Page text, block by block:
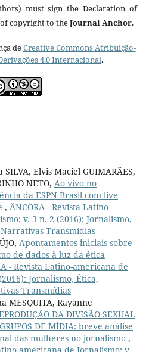
must sign the Declaration of
copyright to theJournal Anchor.
deCreative Commons Atribuição-
4.0 Internacional.
Elvis Maciel GUIMARÃES,
NETO, Ao vivo no
da ESPN Brasil com live
, ÂNCORA - Revista Latino-
v. 3 n. 2 (2016): Jornalismo,
Transmídias
Apontamentos iniciais sobre
de dados à luz da ética
- Revista Latino-americana de
Jornalismo, Ética,
Transmídias
MESQUITA, Rayanne
DA DIVISÃO SEXUAL
DE MÍDIA: breve análise
das mulheres no jornalismo ,
americana de Jornalismo: v.